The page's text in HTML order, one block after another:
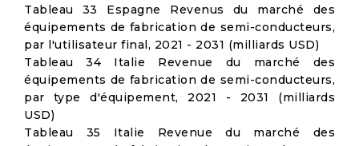
Tableau 33 Espagne Revenus du marché des
équipements de fabrication de semi-conducteurs,
par l'utilisateur final, 2021 - 2031 (milliards USD)
Tableau 34 Italie Revenue du marché des
équipements de fabrication de semi-conducteurs,
par type d'équipement, 2021 - 2031 (milliards
USD)
Tableau 35 Italie Revenue du marché des